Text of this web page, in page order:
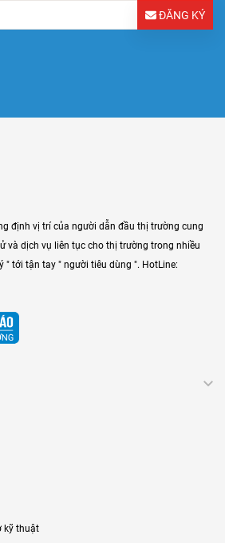
ĐĂNG KÝ
định vị trí của người dẫn đầu thị trường cung
và dịch vụ liên tục cho thị trường trong nhiều
" tới tận tay " người tiêu dùng ". HotLine:
kỹ thuật